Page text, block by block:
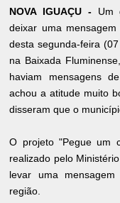
NOVA IGUAÇU - Um
deixar uma
desta segunda-feira
na Baixada
haviam mensagens
achou a atitude muito
disseram que o
O projeto "Pegue um
realizado pelo
levar uma
região.